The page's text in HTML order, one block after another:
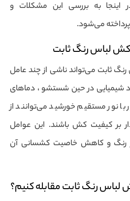
اینجا به بررسی این مشکلات و
پرداخته می‌شود.
لباس رنگ ثابت
ثابت می‌تواند ناشی از چند عامل
شیمیایی در حین شستشو ، دماهای
با نور مستقیم خورشید می‌توانند از
بر کیفیت کش باشند. این عوامل
رنگ و کاهش خاصیت کشسانی آن
رنگ ثابت مقابله کنیم؟